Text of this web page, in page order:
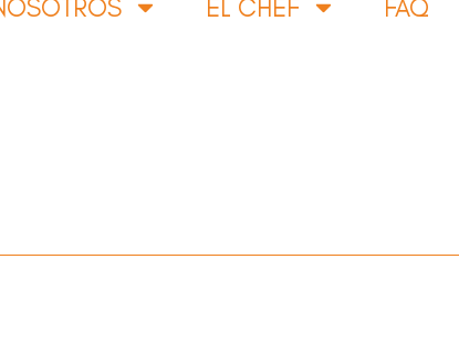
EL CHEF FAQ